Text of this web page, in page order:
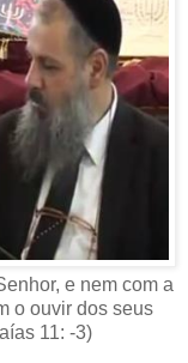
e nem com a
o ouvir dos seus
11: -3)